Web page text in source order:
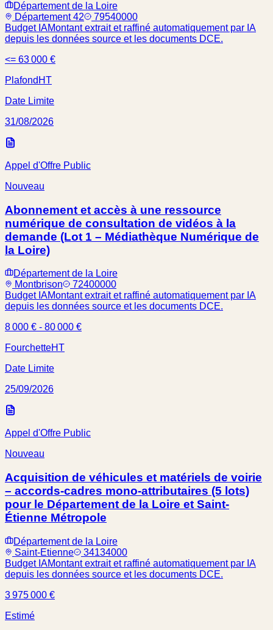
Département de la Loire
Département 42
79540000
Budget IAMontant extrait et raffiné automatiquement par IA
depuis les données source et les documents DCE.
<= 63 000 €
Plafond HT
Date Limite
31/08/2026
Appel d'Offre Public
Nouveau
Abonnement et accès à une ressource
numérique de consultation de vidéos à la
demande (Lot 1 – Médiathèque Numérique de
la Loire)
Département de la Loire
Montbrison
72400000
Budget IAMontant extrait et raffiné automatiquement par IA
depuis les données source et les documents DCE.
8 000 € - 80 000 €
FourchetteHT
Date Limite
25/09/2026
Appel d'Offre Public
Nouveau
Acquisition de véhicules et matériels de voirie
– accords-cadres mono-attributaires (5 lots)
pour le Département de la Loire et Saint-
Étienne Métropole
Département de la Loire
Saint-Etienne
34134000
Budget IAMontant extrait et raffiné automatiquement par IA
depuis les données source et les documents DCE.
3 975 000 €
Estimé